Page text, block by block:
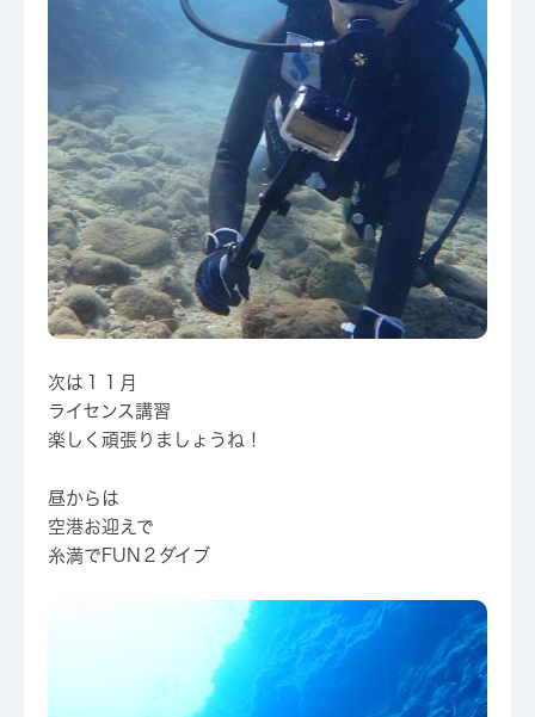
次は１１月
ライセンス講習
楽しく頑張りましょうね！
昼からは
空港お迎えで
糸満でFUN２ダイブ